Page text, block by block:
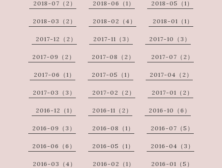
2018-07（2） 2018-06（1） 2018-05（1）
2018-03（2） 2018-02（4） 2018-01（1）
2017-12（2） 2017-11（3） 2017-10（3）
2017-09（2） 2017-08（2） 2017-07（2）
2017-06（1） 2017-05（1） 2017-04（2）
2017-03（3） 2017-02（2） 2017-01（2）
2016-12（1） 2016-11（2） 2016-10（6）
2016-09（3） 2016-08（1） 2016-07（5）
2016-06（6） 2016-05（1） 2016-04（3）
2016-03（4） 2016-02（1） 2016-01（5）